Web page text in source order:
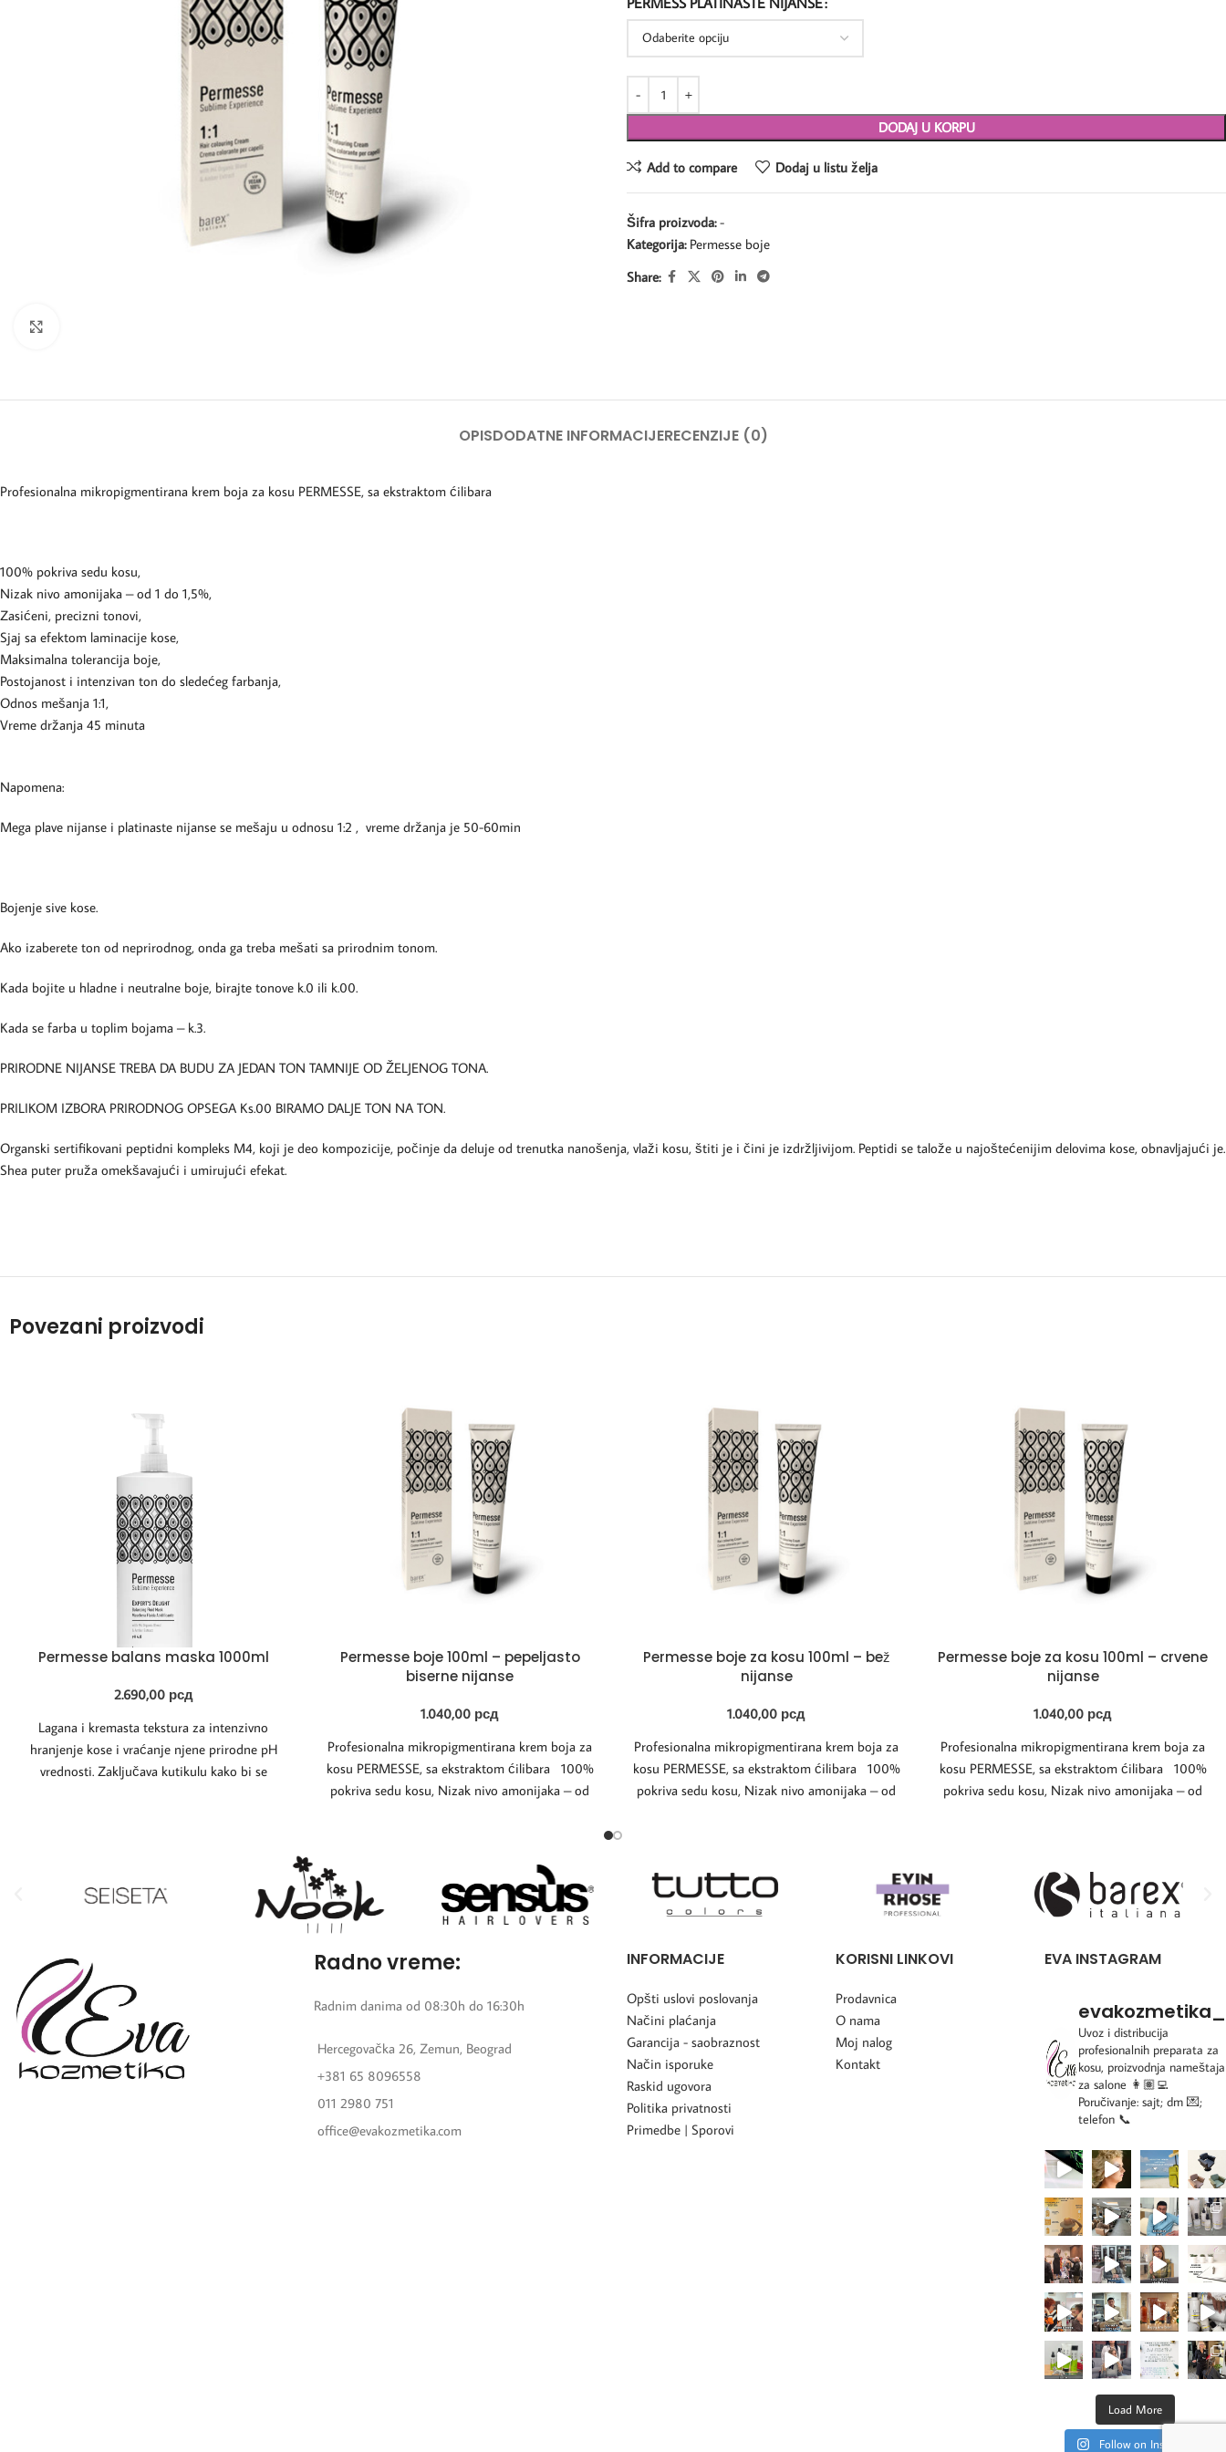
DODAJ U KORPU
Add to compare Dodaj u listu želja
Šifra proizvoda:-
Kategorija: Permesse boje
Share:
OPISDODATNE INFORMACIJERECENZIJE (0)
Profesionalna mikropigmentirana krem boja za kosu PERMESSE, sa ekstraktom ćilibara
100% pokriva sedu kosu,
Nizak nivo amonijaka – od 1 do 1,5%,
Zasićeni, precizni tonovi,
Sjaj sa efektom laminacije kose,
Maksimalna tolerancija boje,
Postojanost i intenzivan ton do sledećeg farbanja,
Odnos mešanja 1:1,
Vreme držanja 45 minuta
Napomena:
Mega plave nijanse i platinaste nijanse se mešaju u odnosu 1:2 , vreme držanja je 50-60min
Bojenje sive kose.
Ako izaberete ton od neprirodnog, onda ga treba mešati sa prirodnim tonom.
Kada bojite u hladne i neutralne boje, birajte tonove k.0 ili k.00.
Kada se farba u toplim bojama – k.3.
PRIRODNE NIJANSE TREBA DA BUDU ZA JEDAN TON TAMNIJE OD ŽELJENOG TONA.
PRILIKOM IZBORA PRIRODNOG OPSEGA Ks.00 BIRAMO DALJE TON NA TON.
Organski sertifikovani peptidni kompleks M4, koji je deo kompozicije, počinje da deluje od trenutka nanošenja, vlaži kosu, štiti je i čini je izdržljivijom. Peptidi se talože u najoštećenijim delovima kose, obnavljajući je.
Shea puter pruža omekšavajući i umirujući efekat.
Povezani proizvodi
Permesse balans maska 1000ml
2.690,00 рсд
Lagana i kremasta tekstura za intenzivno
hranjenje kose i vraćanje njene prirodne pH
vrednosti. Zaključava kutikulu kako bi se
Permesse boje 100ml – pepeljasto
biserne nijanse
1.040,00 рсд
Profesionalna mikropigmentirana krem boja za
kosu PERMESSE, sa ekstraktom ćilibara 100%
pokriva sedu kosu, Nizak nivo amonijaka – od
Permesse boje za kosu 100ml – bež
nijanse
1.040,00 рсд
Profesionalna mikropigmentirana krem boja za
kosu PERMESSE, sa ekstraktom ćilibara 100%
pokriva sedu kosu, Nizak nivo amonijaka – od
Permesse boje za kosu 100ml – crvene
nijanse
1.040,00 рсд
Profesionalna mikropigmentirana krem boja za
kosu PERMESSE, sa ekstraktom ćilibara 100%
pokriva sedu kosu, Nizak nivo amonijaka – od
Radno vreme:
Radnim danima od 08:30h do 16:30h
Hercegovačka 26, Zemun, Beograd
+381 65 8096558
011 2980 751
office@evakozmetika.com
INFORMACIJE
Opšti uslovi poslovanja
Načini plaćanja
Garancija - saobraznost
Način isporuke
Raskid ugovora
Politika privatnosti
Primedbe | Sporovi
KORISNI LINKOVI
Prodavnica
O nama
Moj nalog
Kontakt
EVA INSTAGRAM
evakozmetika_
Uvoz i distribucija
profesionalnih preparata za
kosu, proizvodnja nameštaja
za salone 👩🏽‍💻
Poručivanje: sajt; dm 💌;
telefon 📞
Load More
Follow on Instagram